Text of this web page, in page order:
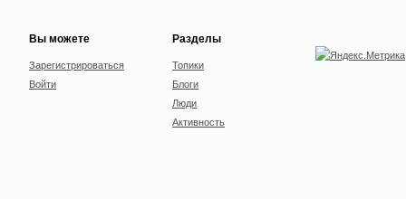
Вы можете
Зарегистрироваться
Войти
Разделы
Топики
Блоги
Люди
Активность